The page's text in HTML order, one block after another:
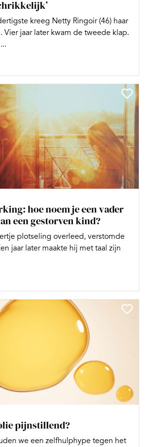
kreeg Netty Ringoir (46) haar
Vier jaar later kwam de tweede klap.
hoe noem je een vader
een gestorven kind?
plotseling overleed, verstomde
jaar later maakte hij met taal zijn
pijnstillend?
we een zelfhulphype tegen het